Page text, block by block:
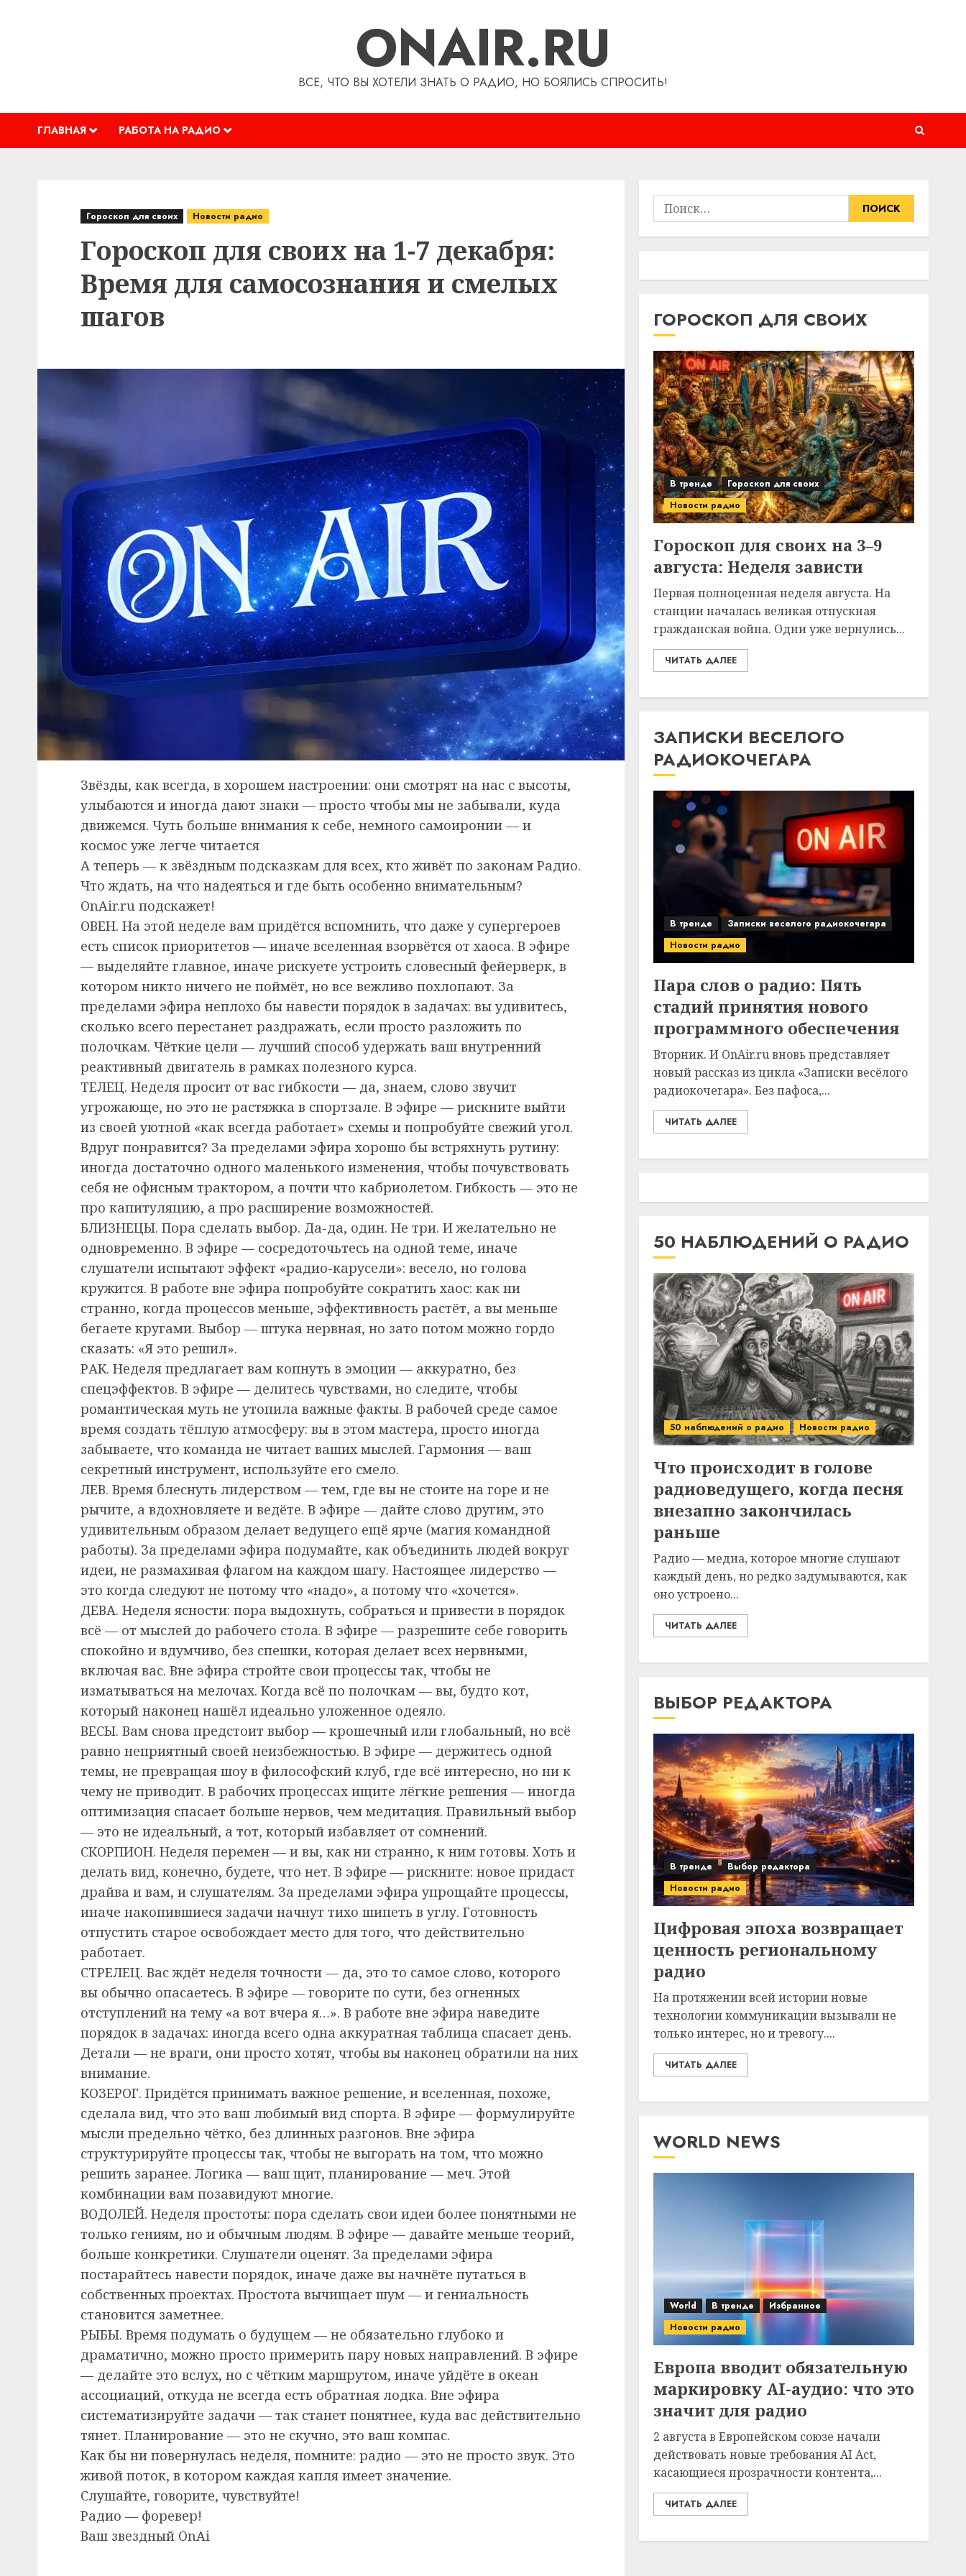
ONAIR.RU
ВСЕ, ЧТО ВЫ ХОТЕЛИ ЗНАТЬ О РАДИО, НО БОЯЛИСЬ СПРОСИТЬ!
ГЛАВНАЯ РАБОТА НА РАДИО
Гороскоп для своих Новости радио
Гороскоп для своих на 1-7 декабря:
Время для самосознания и смелых
шагов
Звёзды, как всегда, в хорошем настроении: они смотрят на нас с высоты,
улыбаются и иногда дают знаки — просто чтобы мы не забывали, куда
движемся. Чуть больше внимания к себе, немного самоиронии — и
космос уже легче читается
А теперь — к звёздным подсказкам для всех, кто живёт по законам Радио.
Что ждать, на что надеяться и где быть особенно внимательным?
OnAir.ru подскажет!
ОВЕН. На этой неделе вам придётся вспомнить, что даже у супергероев
есть список приоритетов — иначе вселенная взорвётся от хаоса. В эфире
— выделяйте главное, иначе рискуете устроить словесный фейерверк, в
котором никто ничего не поймёт, но все вежливо похлопают. За
пределами эфира неплохо бы навести порядок в задачах: вы удивитесь,
сколько всего перестанет раздражать, если просто разложить по
полочкам. Чёткие цели — лучший способ удержать ваш внутренний
реактивный двигатель в рамках полезного курса.
ТЕЛЕЦ. Неделя просит от вас гибкости — да, знаем, слово звучит
угрожающе, но это не растяжка в спортзале. В эфире — рискните выйти
из своей уютной «как всегда работает» схемы и попробуйте свежий угол.
Вдруг понравится? За пределами эфира хорошо бы встряхнуть рутину:
иногда достаточно одного маленького изменения, чтобы почувствовать
себя не офисным трактором, а почти что кабриолетом. Гибкость — это не
про капитуляцию, а про расширение возможностей.
БЛИЗНЕЦЫ. Пора сделать выбор. Да-да, один. Не три. И желательно не
одновременно. В эфире — сосредоточьтесь на одной теме, иначе
слушатели испытают эффект «радио-карусели»: весело, но голова
кружится. В работе вне эфира попробуйте сократить хаос: как ни
странно, когда процессов меньше, эффективность растёт, а вы меньше
бегаете кругами. Выбор — штука нервная, но зато потом можно гордо
сказать: «Я это решил».
РАК. Неделя предлагает вам копнуть в эмоции — аккуратно, без
спецэффектов. В эфире — делитесь чувствами, но следите, чтобы
романтическая муть не утопила важные факты. В рабочей среде самое
время создать тёплую атмосферу: вы в этом мастера, просто иногда
забываете, что команда не читает ваших мыслей. Гармония — ваш
секретный инструмент, используйте его смело.
ЛЕВ. Время блеснуть лидерством — тем, где вы не стоите на горе и не
рычите, а вдохновляете и ведёте. В эфире — дайте слово другим, это
удивительным образом делает ведущего ещё ярче (магия командной
работы). За пределами эфира подумайте, как объединить людей вокруг
идеи, не размахивая флагом на каждом шагу. Настоящее лидерство —
это когда следуют не потому что «надо», а потому что «хочется».
ДЕВА. Неделя ясности: пора выдохнуть, собраться и привести в порядок
всё — от мыслей до рабочего стола. В эфире — разрешите себе говорить
спокойно и вдумчиво, без спешки, которая делает всех нервными,
включая вас. Вне эфира стройте свои процессы так, чтобы не
изматываться на мелочах. Когда всё по полочкам — вы, будто кот,
который наконец нашёл идеально уложенное одеяло.
ВЕСЫ. Вам снова предстоит выбор — крошечный или глобальный, но всё
равно неприятный своей неизбежностью. В эфире — держитесь одной
темы, не превращая шоу в философский клуб, где всё интересно, но ни к
чему не приводит. В рабочих процессах ищите лёгкие решения — иногда
оптимизация спасает больше нервов, чем медитация. Правильный выбор
— это не идеальный, а тот, который избавляет от сомнений.
СКОРПИОН. Неделя перемен — и вы, как ни странно, к ним готовы. Хоть и
делать вид, конечно, будете, что нет. В эфире — рискните: новое придаст
драйва и вам, и слушателям. За пределами эфира упрощайте процессы,
иначе накопившиеся задачи начнут тихо шипеть в углу. Готовность
отпустить старое освобождает место для того, что действительно
работает.
СТРЕЛЕЦ. Вас ждёт неделя точности — да, это то самое слово, которого
вы обычно опасаетесь. В эфире — говорите по сути, без огненных
отступлений на тему «а вот вчера я…». В работе вне эфира наведите
порядок в задачах: иногда всего одна аккуратная таблица спасает день.
Детали — не враги, они просто хотят, чтобы вы наконец обратили на них
внимание.
КОЗЕРОГ. Придётся принимать важное решение, и вселенная, похоже,
сделала вид, что это ваш любимый вид спорта. В эфире — формулируйте
мысли предельно чётко, без длинных разгонов. Вне эфира
структурируйте процессы так, чтобы не выгорать на том, что можно
решить заранее. Логика — ваш щит, планирование — меч. Этой
комбинации вам позавидуют многие.
ВОДОЛЕЙ. Неделя простоты: пора сделать свои идеи более понятными не
только гениям, но и обычным людям. В эфире — давайте меньше теорий,
больше конкретики. Слушатели оценят. За пределами эфира
постарайтесь навести порядок, иначе даже вы начнёте путаться в
собственных проектах. Простота вычищает шум — и гениальность
становится заметнее.
РЫБЫ. Время подумать о будущем — не обязательно глубоко и
драматично, можно просто примерить пару новых направлений. В эфире
— делайте это вслух, но с чётким маршрутом, иначе уйдёте в океан
ассоциаций, откуда не всегда есть обратная лодка. Вне эфира
систематизируйте задачи — так станет понятнее, куда вас действительно
тянет. Планирование — это не скучно, это ваш компас.
Как бы ни повернулась неделя, помните: радио — это не просто звук. Это
живой поток, в котором каждая капля имеет значение.
Слушайте, говорите, чувствуйте!
Радио — форевер!
Ваш звездный OnAi
Найти:
ГОРОСКОП ДЛЯ СВОИХ
В тренде
Гороскоп для своих
Новости радио
Гороскоп для своих на 3–9
августа: Неделя зависти
Первая полноценная неделя августа. На
станции началась великая отпускная
гражданская война. Одни уже вернулись...
ЧИТАТЬ ДАЛЕЕ
ЗАПИСКИ ВЕСЕЛОГО
РАДИОКОЧЕГАРА
В тренде
Записки веселого радиокочегара
Новости радио
Пара слов о радио: Пять
стадий принятия нового
программного обеспечения
Вторник. И OnAir.ru вновь представляет
новый рассказ из цикла «Записки весёлого
радиокочегара». Без пафоса,...
ЧИТАТЬ ДАЛЕЕ
50 НАБЛЮДЕНИЙ О РАДИО
50 наблюдений о радио Новости радио
Что происходит в голове
радиоведущего, когда песня
внезапно закончилась
раньше
Радио — медиа, которое многие слушают
каждый день, но редко задумываются, как
оно устроено...
ЧИТАТЬ ДАЛЕЕ
ВЫБОР РЕДАКТОРА
В тренде
Выбор редактора
Новости радио
Цифровая эпоха возвращает
ценность региональному
радио
На протяжении всей истории новые
технологии коммуникации вызывали не
только интерес, но и тревогу....
ЧИТАТЬ ДАЛЕЕ
WORLD NEWS
World В тренде
Избранное
Новости радио
Европа вводит обязательную
маркировку AI-аудио: что это
значит для радио
2 августа в Европейском союзе начали
действовать новые требования AI Act,
касающиеся прозрачности контента,...
ЧИТАТЬ ДАЛЕЕ